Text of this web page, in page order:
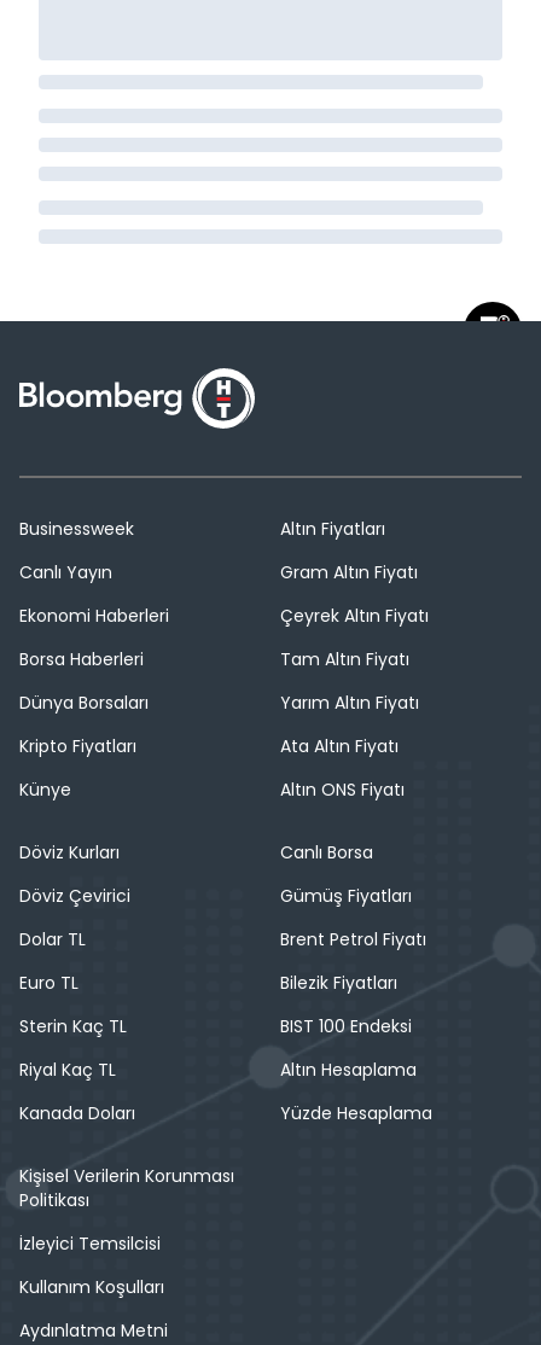
Businessweek
Canlı Yayın
Ekonomi Haberleri
Borsa Haberleri
Dünya Borsaları
Kripto Fiyatları
Künye
Altın Fiyatları
Gram Altın Fiyatı
Çeyrek Altın Fiyatı
Tam Altın Fiyatı
Yarım Altın Fiyatı
Ata Altın Fiyatı
Altın ONS Fiyatı
Döviz Kurları
Döviz Çevirici
Dolar TL
Euro TL
Sterin Kaç TL
Riyal Kaç TL
Kanada Doları
Canlı Borsa
Gümüş Fiyatları
Brent Petrol Fiyatı
Bilezik Fiyatları
BIST 100 Endeksi
Altın Hesaplama
Yüzde Hesaplama
Kişisel Verilerin Korunması
Politikası
İzleyici Temsilcisi
Kullanım Koşulları
Aydınlatma Metni